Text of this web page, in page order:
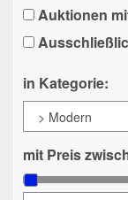
Auktionen
in Kategorie:
mit Preis